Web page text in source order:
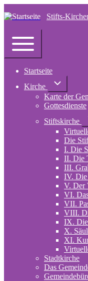
Stifts-
Navigation
Toggle
main
menu
Startseite
Kirche
Kirche
Karte der
Gottesdienste
Stiftskirche
Die
I. Die
II. Die
III.
IV. Die
V. Der
VI.
VII.
VIII.
IX.
X.
XI.
Stadtkirche
Das